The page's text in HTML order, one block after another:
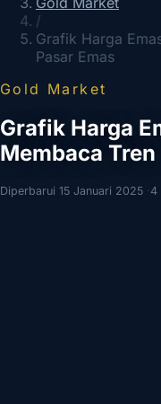
/
Grafik Harga
Pasar Emas
Gold Market
Grafik Harga
Membaca
Diperbarui 15 Januari 2025 ·4